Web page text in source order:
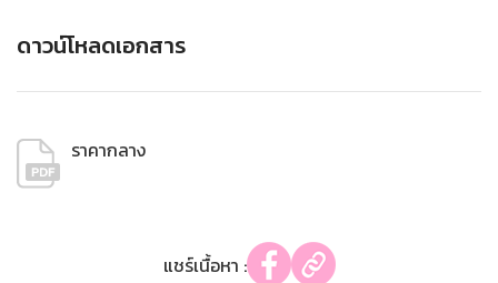
ดาวน์โหลดเอกสาร
ราคากลาง
แชร์เนื้อหา :